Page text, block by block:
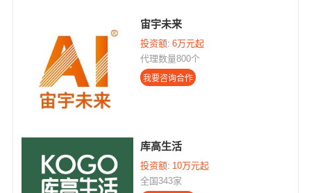
宙宇未来
投资额: 6万元起
代理数量800个
库高生活
投资额: 10万元起
全国343家